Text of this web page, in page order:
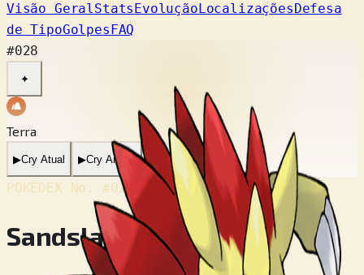
Visão GeralStatsEvoluçãoLocalizaçõesDefesa
de TipoGolpesFAQ
#028
✦
Terra
▶Cry Atual ▶Cry Antigo
POKÉDEX No. #028
Sandslash